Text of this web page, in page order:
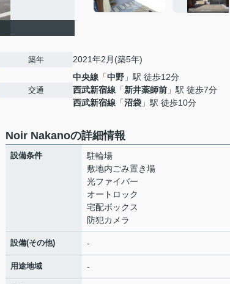
築年 2021年2月(築5年)
交通
中央線 「中野 」駅 徒歩12分
西武新宿線 「新井薬師前 」駅 徒歩7分
西武新宿線 「沼袋 」駅 徒歩10分
Noir Nakanoの詳細情報
設備条件
駐輪場
敷地内ごみ置き場
光ファイバー
オートロック
宅配ボックス
防犯カメラ
設備(その他) -
用途地域 -